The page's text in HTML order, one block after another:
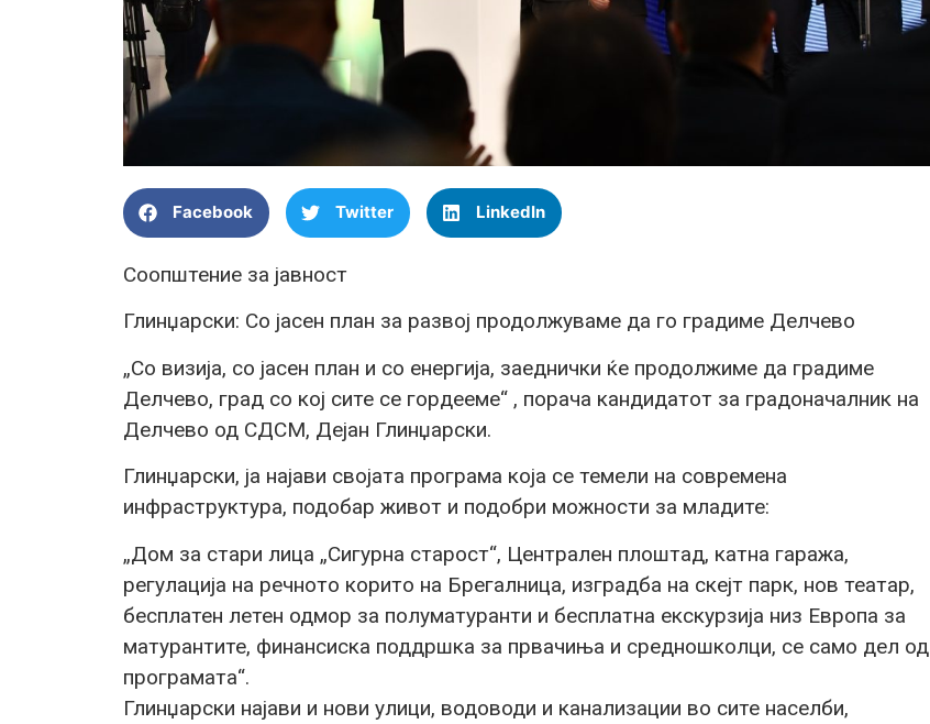
Facebook Twitter LinkedIn
Соопштение за јавност
Глинџарски: Со јасен план за развој продолжуваме да го градиме Делчево
„Со визија, со јасен план и со енергија, заеднички ќе продолжиме да градиме
Делчево, град со кој сите се гордееме“ , порача кандидатот за градоначалник на
Делчево од СДСМ, Дејан Глинџарски.
Глинџарски, ја најави својата програма која се темели на современа
инфраструктура, подобар живот и подобри можности за младите:
„Дом за стари лица „Сигурна старост“, Централен плоштад, катна гаража,
регулација на речното корито на Брегалница, изградба на скејт парк, нов театар,
бесплатен летен одмор за полуматуранти и бесплатна екскурзија низ Европа за
матурантите, финансиска поддршка за првачиња и средношколци, се само дел од
програмата“.
Глинџарски најави и нови улици, водоводи и канализации во сите населби,